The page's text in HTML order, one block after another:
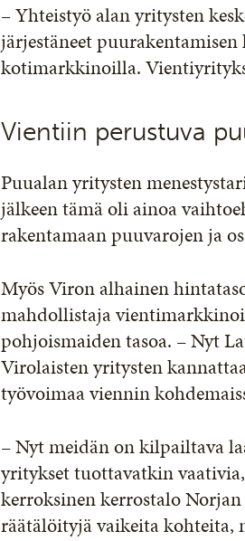
– Yhteistyö alan yritysten
järjestäneet
kotimarkkinoilla.
Vientiin perustuva
Puualan yritysten
jälkeen tämä oli ainoa
rakentamaan puuvarojen ja
Myös Viron alhainen
mahdollistaja
pohjoismaiden tasoa. – Nyt
Virolaisten yritysten
työvoimaa viennin
– Nyt meidän on kilpailtava
yritykset tuottavatkin
kerroksinen kerrostalo
räätälöityjä vaikeita kohteita,